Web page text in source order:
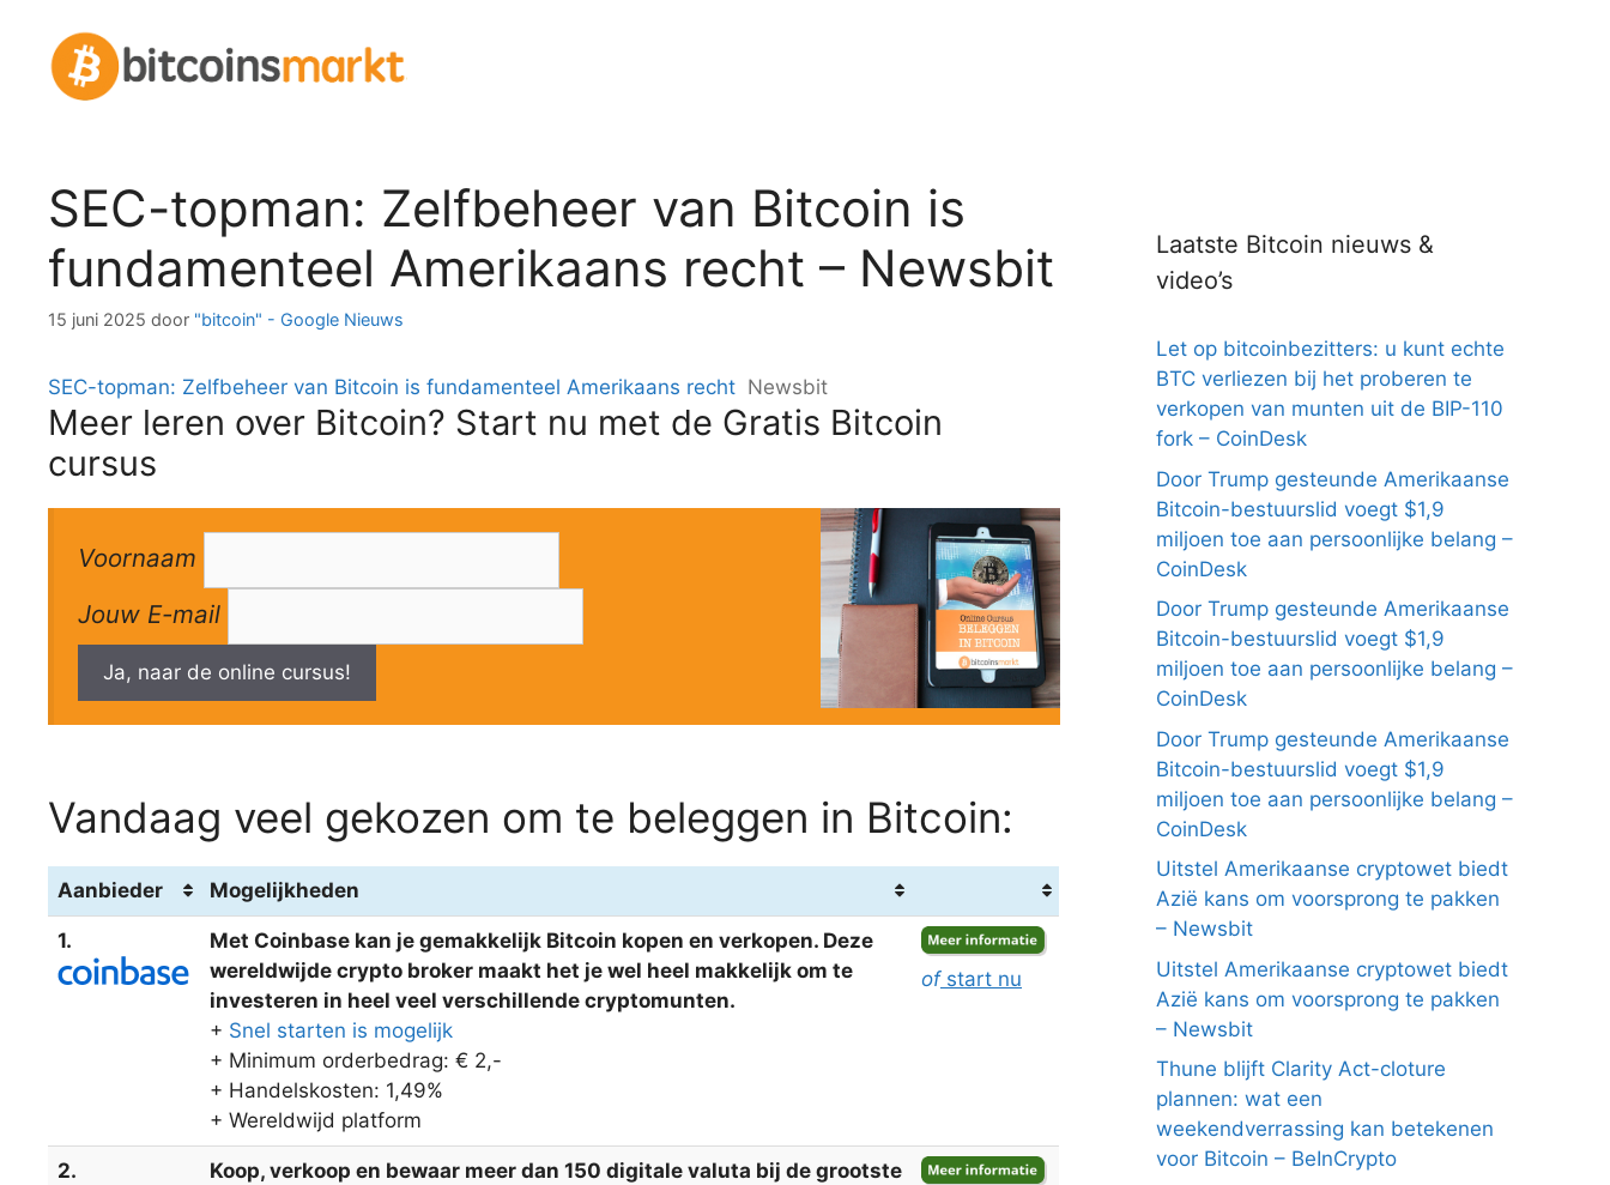
inhoud
SEC-topman: Zelfbeheer van Bitcoin is
fundamenteel Amerikaans recht – Newsbit
15 juni 2025 door "bitcoin" - Google Nieuws
SEC-topman: Zelfbeheer van Bitcoin is fundamenteel Amerikaans recht Newsbit
Meer leren over Bitcoin? Start nu met de Gratis Bitcoin
cursus
Voornaam
Jouw E-mail
Ja, naar de online cursus!
Vandaag veel gekozen om te beleggen in Bitcoin:
Aanbieder Mogelijkheden
1.
Met Coinbase kan je gemakkelijk Bitcoin kopen en verkopen. Deze
wereldwijde crypto broker maakt het je wel heel makkelijk om te
investeren in heel veel verschillende cryptomunten.
+ Snel starten is mogelijk
+ Minimum orderbedrag: € 2,-
+ Handelskosten: 1,49%
+ Wereldwijd platform
ofstart nu
2.
Koop, verkoop en bewaar meer dan 150 digitale valuta bij de grootste
Laatste Bitcoin nieuws &
video’s
Let op bitcoinbezitters: u kunt echte
BTC verliezen bij het proberen te
verkopen van munten uit de BIP-110
fork – CoinDesk
Door Trump gesteunde Amerikaanse
Bitcoin-bestuurslid voegt $1,9
miljoen toe aan persoonlijke belang –
CoinDesk
Door Trump gesteunde Amerikaanse
Bitcoin-bestuurslid voegt $1,9
miljoen toe aan persoonlijke belang –
CoinDesk
Door Trump gesteunde Amerikaanse
Bitcoin-bestuurslid voegt $1,9
miljoen toe aan persoonlijke belang –
CoinDesk
Uitstel Amerikaanse cryptowet biedt
Azië kans om voorsprong te pakken
– Newsbit
Uitstel Amerikaanse cryptowet biedt
Azië kans om voorsprong te pakken
– Newsbit
Thune blijft Clarity Act-cloture
plannen: wat een
weekendverrassing kan betekenen
voor Bitcoin – BeInCrypto